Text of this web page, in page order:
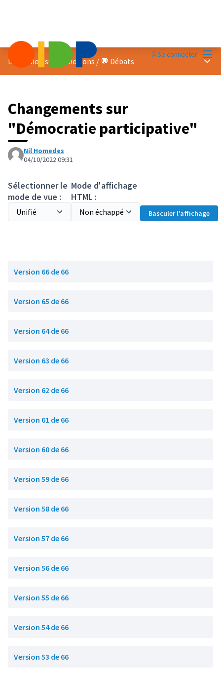
Se connecter
Discussion sur les notions / 💬 Débats
Changements sur
"Démocratie participative"
Nil Homedes
04/10/2022 09:31
Sélectionner le
mode de vue :
Mode d'affichage
HTML :
Basculer l’affichage
Version 66 de 66
Version 65 de 66
Version 64 de 66
Version 63 de 66
Version 62 de 66
Version 61 de 66
Version 60 de 66
Version 59 de 66
Version 58 de 66
Version 57 de 66
Version 56 de 66
Version 55 de 66
Version 54 de 66
Version 53 de 66